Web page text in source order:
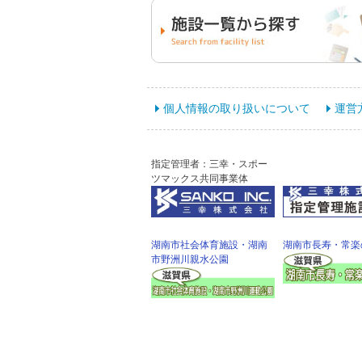
個人情報の取り扱いについて 運営
指定管理者：三幸・スポー
ツマックス共同事業体